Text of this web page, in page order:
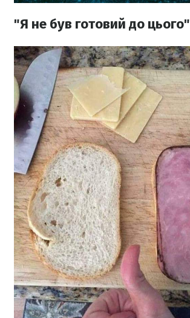
"Я не був готовий до цього"